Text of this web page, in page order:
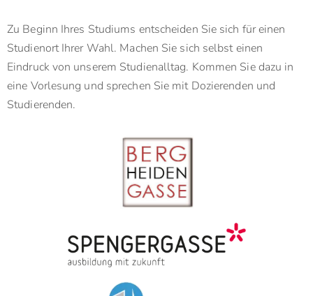
Zu Beginn Ihres Studiums entscheiden Sie sich für einen
Studienort Ihrer Wahl. Machen Sie sich selbst einen
Eindruck von unserem Studienalltag. Kommen Sie dazu in
eine Vorlesung und sprechen Sie mit Dozierenden und
Studierenden.